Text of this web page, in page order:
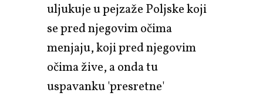
uljukuje u pejzaže Poljske koji
se pred njegovim očima
menjaju, koji pred njegovim
očima žive, a onda tu
uspavanku 'presretne'